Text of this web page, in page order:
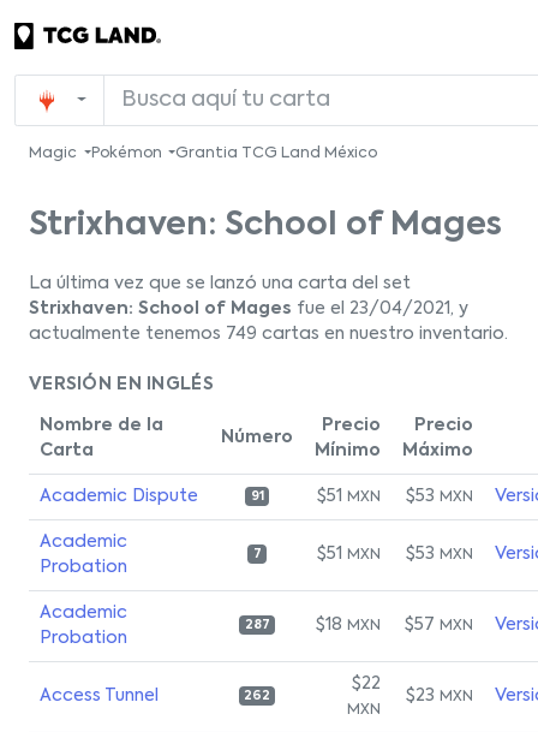
Magic Pokémon Grantia TCG Land México
Strixhaven: School of Mages
La última vez que se lanzó una carta del set
Strixhaven: School of Mages fue el 23/04/2021, y
actualmente tenemos 749 cartas en nuestro inventario.
VERSIÓN EN INGLÉS
Nombre de la
Carta
Número
Precio
Mínimo
Precio
Máximo
Academic Dispute 91 $51 MXN $53 MXN
Academic
Probation
7 $51 MXN $53 MXN
Academic
Probation
287 $18 MXN $57 MXN
Access Tunnel 262
$22
MXN
$23 MXN